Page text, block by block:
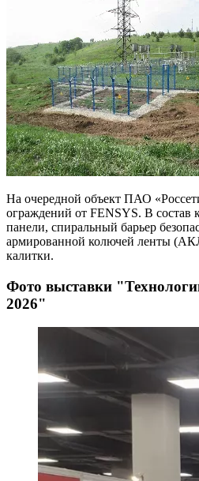
На очередной объект ПАО
ограждений от FENSYS. В состав
панели, спиральный барьер
армированной колючей ленты
калитки.
Фото выставки
2026"